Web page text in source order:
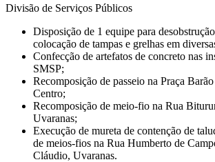
Divisão de Serviços Públicos
Disposição de 1 equipe para
colocação de tampas e grelhas em
Confecção de artefatos de concreto nas
SMSP;
Recomposição de passeio na Praça
Centro;
Recomposição de meio-fio na Rua
Uvaranas;
Execução de mureta de contenção de
de meios-fios na Rua Humberto de
Cláudio, Uvaranas.